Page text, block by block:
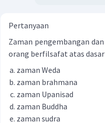
Pertanyaan
Zaman pengembangan
orang berfilsafat atas
zaman Weda
zaman brahmana
zaman Upanisad
zaman Buddha
zaman sudra